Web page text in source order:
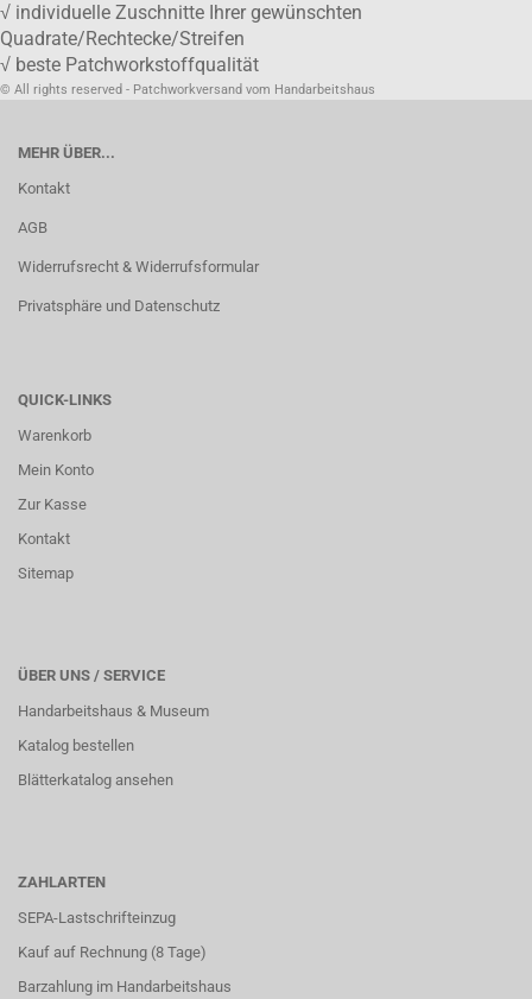
√ individuelle Zuschnitte Ihrer gewünschten
Quadrate/Rechtecke/Streifen
√ beste Patchworkstoffqualität
© All rights reserved - Patchworkversand vom Handarbeitshaus
MEHR ÜBER...
Kontakt
AGB
Widerrufsrecht & Widerrufsformular
Privatsphäre und Datenschutz
QUICK-LINKS
Warenkorb
Mein Konto
Zur Kasse
Kontakt
Sitemap
ÜBER UNS / SERVICE
Handarbeitshaus & Museum
Katalog bestellen
Blätterkatalog ansehen
ZAHLARTEN
SEPA-Lastschrifteinzug
Kauf auf Rechnung (8 Tage)
Barzahlung im Handarbeitshaus